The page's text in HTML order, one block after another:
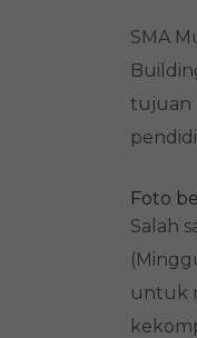
SMA
tujuan
Foto
Salah
untuk